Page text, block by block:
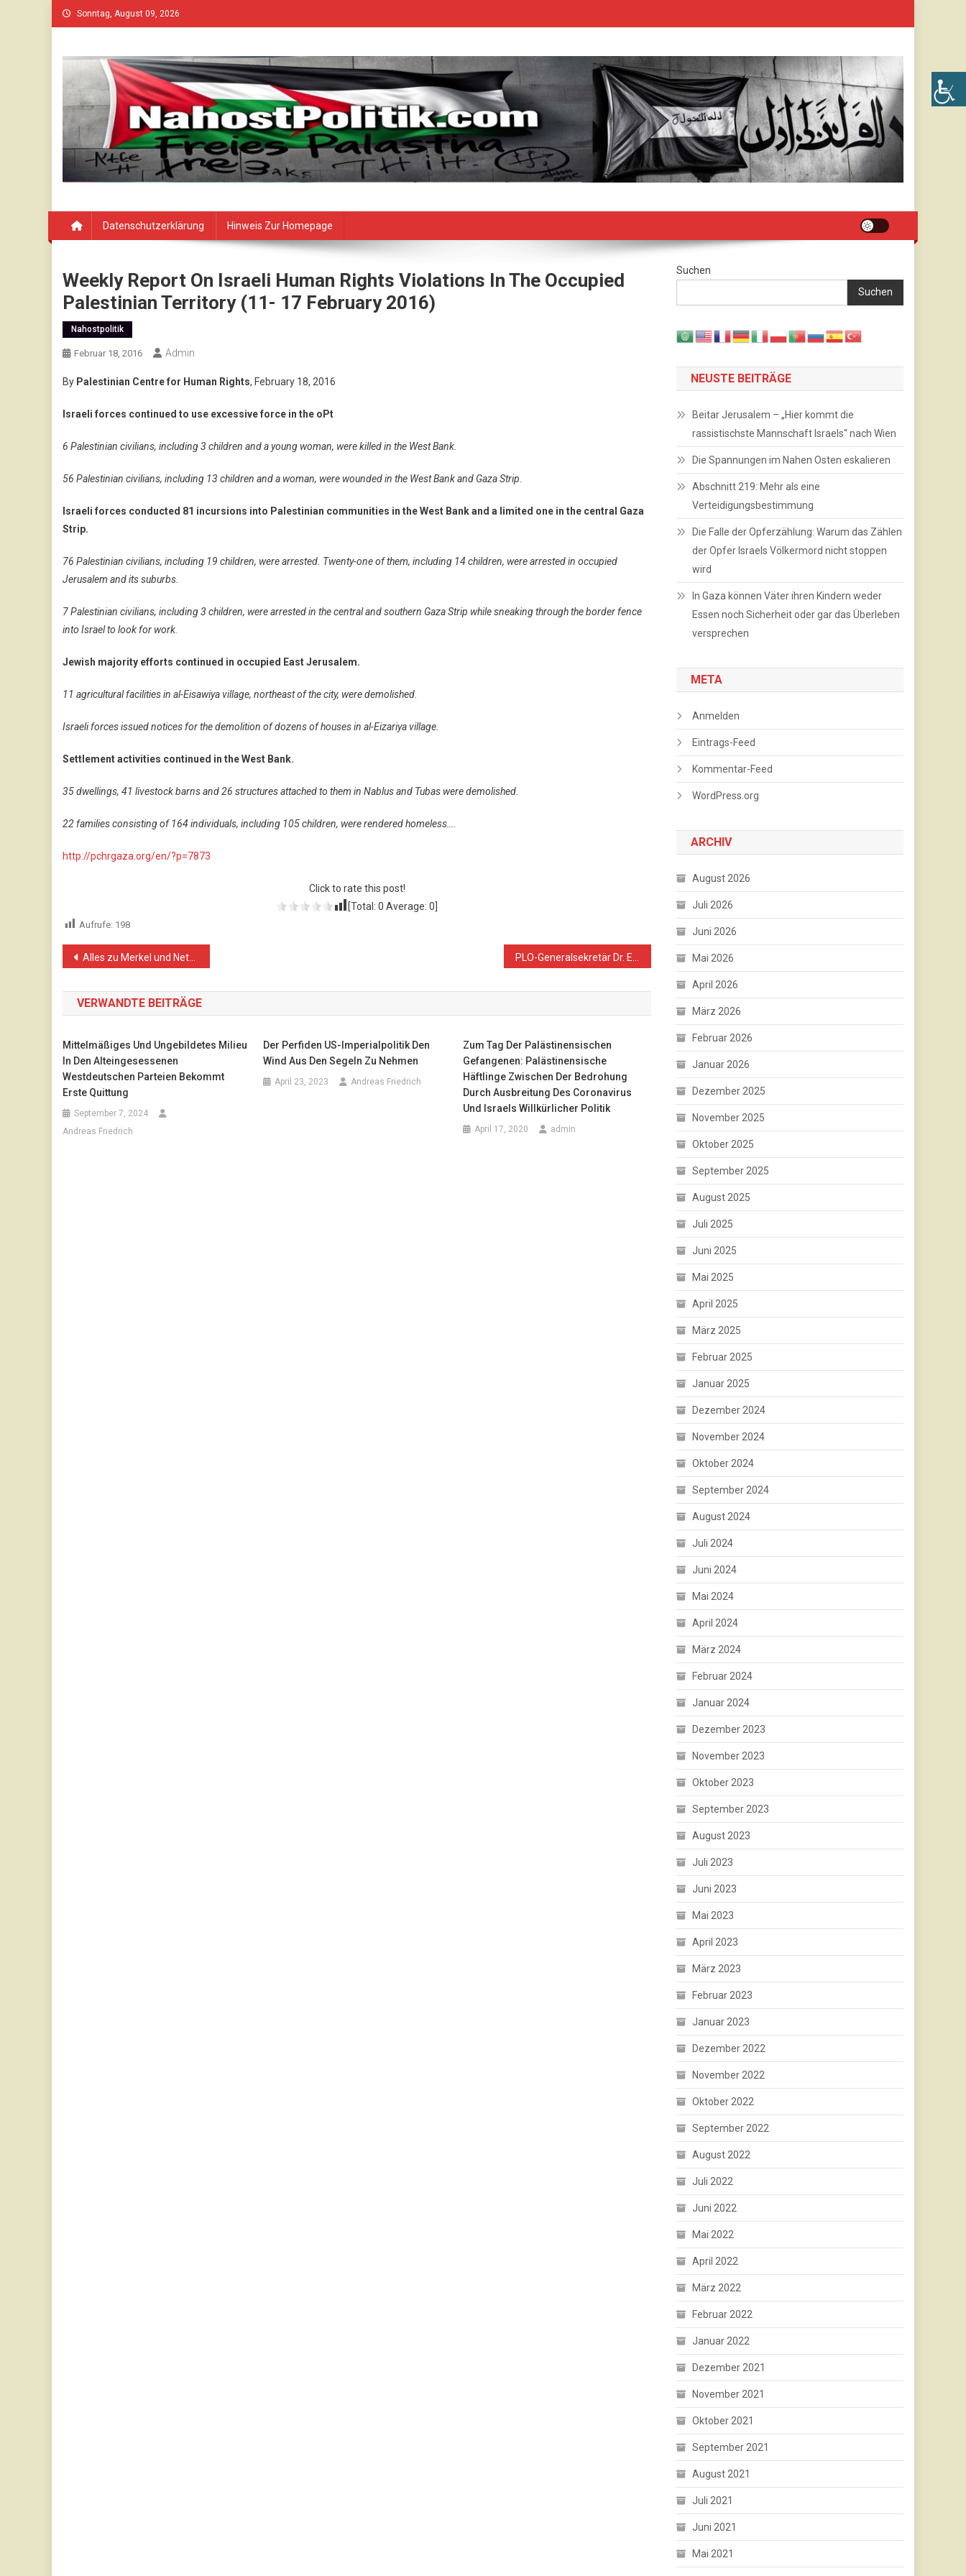
Skip
to
Sonntag, August 09, 2026
Datenschutzerklärung Hinweis Zur Homepage
Weekly Report On Israeli Human Rights Violations In The Occupied
Palestinian Territory (11- 17 February 2016)
Nahostpolitik
Februar 18, 2016 Admin
By Palestinian Centre for Human Rights, February 18, 2016
Israeli forces continued to use excessive force in the oPt
6 Palestinian civilians, including 3 children and a young woman, were killed in the West Bank.
56 Palestinian civilians, including 13 children and a woman, were wounded in the West Bank and Gaza Strip.
Israeli forces conducted 81 incursions into Palestinian communities in the West Bank and a limited one in the central Gaza
Strip.
76 Palestinian civilians, including 19 children, were arrested. Twenty-one of them, including 14 children, were arrested in occupied
Jerusalem and its suburbs.
7 Palestinian civilians, including 3 children, were arrested in the central and southern Gaza Strip while sneaking through the border fence
into Israel to look for work.
Jewish majority efforts continued in occupied East Jerusalem.
11 agricultural facilities in al-Eisawiya village, northeast of the city, were demolished.
Israeli forces issued notices for the demolition of dozens of houses in al-Eizariya village.
Settlement activities continued in the West Bank.
35 dwellings, 41 livestock barns and 26 structures attached to them in Nablus and Tubas were demolished.
22 families consisting of 164 individuals, including 105 children, were rendered homeless….
http://pchrgaza.org/en/?p=7873
Click to rate this post!
[Total: 0 Average: 0
Aufrufe: 198
Beitragsnavigation
Alles zu Merkel und Netanjahu in Berlin
VERWANDTE BEITRÄGE
Mittelmäßiges Und Ungebildetes Milieu
In Den Alteingesessenen
Westdeutschen Parteien Bekommt
Erste Quittung
September 7, 2024
Andreas Friedrich
Der Perfiden US-Imperialpolitik Den
Wind Aus Den Segeln Zu Nehmen
April 23, 2023 Andreas Friedrich
Zum Tag Der Palästinensischen
Gefangenen: Palästinensische
Häftlinge Zwischen Der Bedrohung
Durch Ausbreitung Des Coronavirus
Und Israels Willkürlicher Politik
April 17, 2020 admin
Suchen
Suchen
NEUSTE BEITRÄGE
Beitar Jerusalem – „Hier kommt die
rassistischste Mannschaft Israels“ nach Wien
Die Spannungen im Nahen Osten eskalieren
Abschnitt 219: Mehr als eine
Verteidigungsbestimmung
Die Falle der Opferzählung: Warum das Zählen
der Opfer Israels Völkermord nicht stoppen
wird
In Gaza können Väter ihren Kindern weder
Essen noch Sicherheit oder gar das Überleben
versprechen
META
Anmelden
Eintrags-Feed
Kommentar-Feed
WordPress.org
ARCHIV
August 2026
Juli 2026
Juni 2026
Mai 2026
April 2026
März 2026
Februar 2026
Januar 2026
Dezember 2025
November 2025
Oktober 2025
September 2025
August 2025
Juli 2025
Juni 2025
Mai 2025
April 2025
März 2025
Februar 2025
Januar 2025
Dezember 2024
November 2024
Oktober 2024
September 2024
August 2024
Juli 2024
Juni 2024
Mai 2024
April 2024
März 2024
Februar 2024
Januar 2024
Dezember 2023
November 2023
Oktober 2023
September 2023
August 2023
Juli 2023
Juni 2023
Mai 2023
April 2023
März 2023
Februar 2023
Januar 2023
Dezember 2022
November 2022
Oktober 2022
September 2022
August 2022
Juli 2022
Juni 2022
Mai 2022
April 2022
März 2022
Februar 2022
Januar 2022
Dezember 2021
November 2021
Oktober 2021
September 2021
August 2021
Juli 2021
Juni 2021
Mai 2021